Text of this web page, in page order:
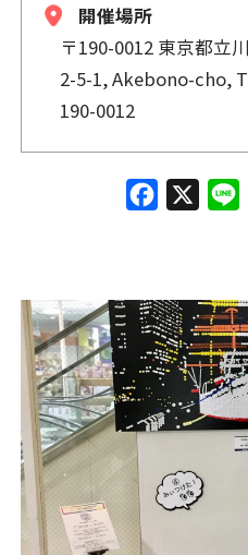
開催場所
〒190-0012 東京都立
2-5-1, Akebono-cho,
190-0012
Face
X